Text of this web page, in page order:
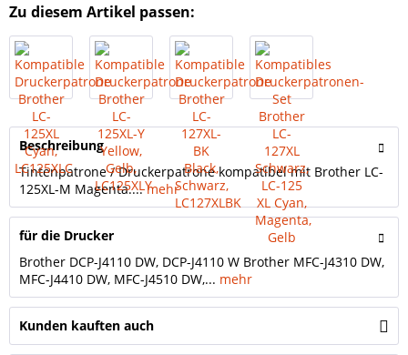
Zu diesem Artikel passen:
Beschreibung
Tintenpatrone / Druckerpatrone kompatibel mit Brother LC-
125XL-M Magenta....mehr
für die Drucker
Brother DCP-J4110 DW, DCP-J4110 W Brother MFC-J4310 DW,
MFC-J4410 DW, MFC-J4510 DW,... mehr
Kunden kauften auch